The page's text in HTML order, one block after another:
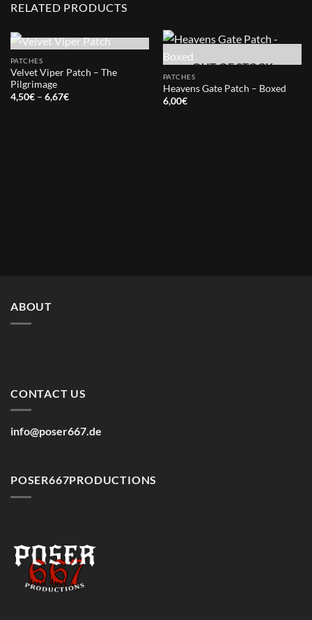
RELATED PRODUCTS
OUT OF STOCK
PATCHES
Velvet Viper Patch – The
Pilgrimage
4,50€ – 6,67€Price
OUT OF STOCK
PATCHES
Heavens Gate Patch – Boxed
6,00€
ABOUT
CONTACT US
info@poser667.de
POSER667PRODUCTIONS